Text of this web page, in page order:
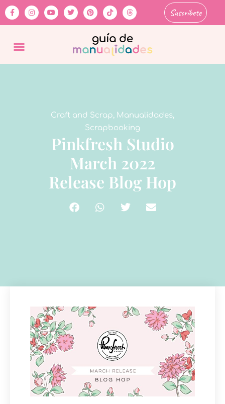
Suscríbete
Craft and Scrap, Manualidades,
Scrapbooking
Pinkfresh Studio
March 2022
Release Blog Hop